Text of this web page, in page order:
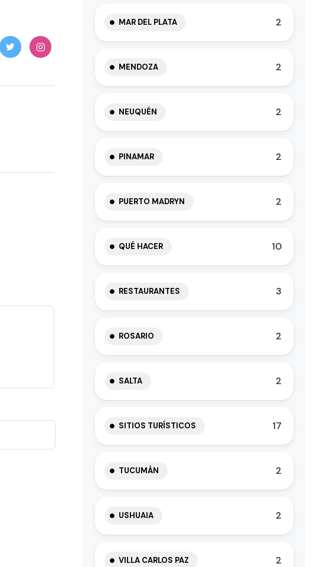
MAR DEL PLATA 2
MENDOZA 2
NEUQUÉN 2
PINAMAR 2
PUERTO MADRYN 2
QUÉ HACER 10
RESTAURANTES 3
ROSARIO 2
SALTA 2
SITIOS TURÍSTICOS 17
TUCUMÁN 2
USHUAIA 2
VILLA CARLOS PAZ 2